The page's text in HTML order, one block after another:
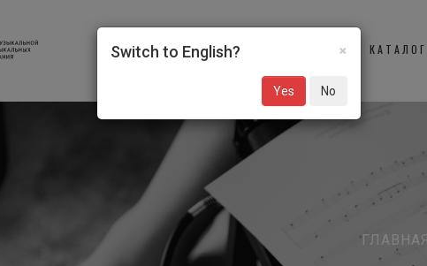
О НАС УЧАСТНИКИ
×
Switch to English?
Yes No